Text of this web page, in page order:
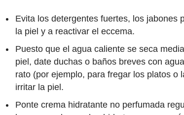
Evita los detergentes fuertes, los jabones
la piel y a reactivar el eccema.
Puesto que el agua caliente se seca
piel, date duchas o baños breves con
rato (por ejemplo, para fregar los platos o
irritar la piel.
Ponte crema hidratante no perfumada